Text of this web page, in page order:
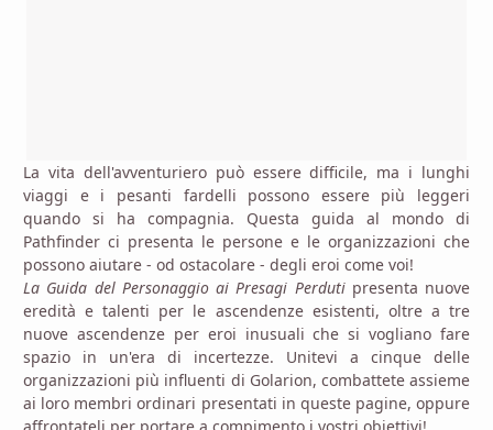
La vita dell'avventuriero può essere difficile, ma i lunghi
viaggi e i pesanti fardelli possono essere più leggeri
quando si ha compagnia. Questa guida al mondo di
Pathfinder ci presenta le persone e le organizzazioni che
possono aiutare - od ostacolare - degli eroi come voi!
La Guida del Personaggio ai Presagi Perdutipresenta nuove
eredità e talenti per le ascendenze esistenti, oltre a tre
nuove ascendenze per eroi inusuali che si vogliano fare
spazio in un'era di incertezze. Unitevi a cinque delle
organizzazioni più influenti di Golarion, combattete assieme
ai loro membri ordinari presentati in queste pagine, oppure
affrontateli per portare a compimento i vostri obiettivi!